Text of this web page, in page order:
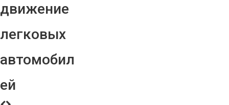
движение
легковых
автомобил
ей